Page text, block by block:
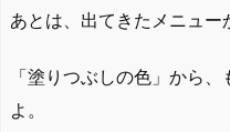
あとは、出てきたメニュー
「塗りつぶしの色」から
よ。